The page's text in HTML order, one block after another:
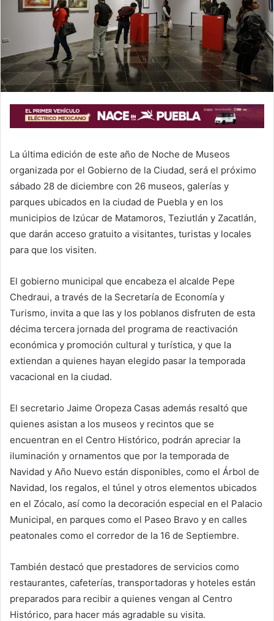
a
l
La última edición de este año de Noche de Museos
organizada por el Gobierno de la Ciudad, será el próximo
sábado 28 de diciembre con 26 museos, galerías y
parques ubicados en la ciudad de Puebla y en los
municipios de Izúcar de Matamoros, Teziutlán y Zacatlán,
que darán acceso gratuito a visitantes, turistas y locales
para que los visiten.
El gobierno municipal que encabeza el alcalde Pepe
Chedraui, a través de la Secretaría de Economía y
Turismo, invita a que las y los poblanos disfruten de esta
décima tercera jornada del programa de reactivación
económica y promoción cultural y turística, y que la
extiendan a quienes hayan elegido pasar la temporada
vacacional en la ciudad.
El secretario Jaime Oropeza Casas además resaltó que
quienes asistan a los museos y recintos que se
encuentran en el Centro Histórico, podrán apreciar la
iluminación y ornamentos que por la temporada de
Navidad y Año Nuevo están disponibles, como el Árbol de
Navidad, los regalos, el túnel y otros elementos ubicados
en el Zócalo, así como la decoración especial en el Palacio
Municipal, en parques como el Paseo Bravo y en calles
peatonales como el corredor de la 16 de Septiembre.
También destacó que prestadores de servicios como
restaurantes, cafeterías, transportadoras y hoteles están
preparados para recibir a quienes vengan al Centro
Histórico, para hacer más agradable su visita.